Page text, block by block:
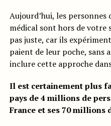
Aujourd’hui, les
médical sont hors de votre
pas juste, car ils
paient de leur poche, sans
inclure cette approche
Il est certainement plus
pays de 4 millions de
France et ses 70 millions